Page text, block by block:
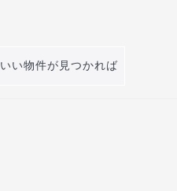
いい物件が見つかれば